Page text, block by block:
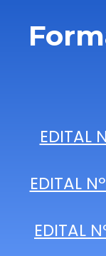
EDITAL
EDITAL
EDITAL